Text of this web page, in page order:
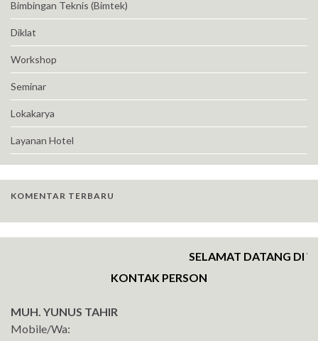
Bimbingan Teknis (Bimtek)
Diklat
Workshop
Seminar
Lokakarya
Layanan Hotel
KOMENTAR TERBARU
SELAMAT DATANG DI
KONTAK PERSON
MUH. YUNUS TAHIR
Mobile/Wa: